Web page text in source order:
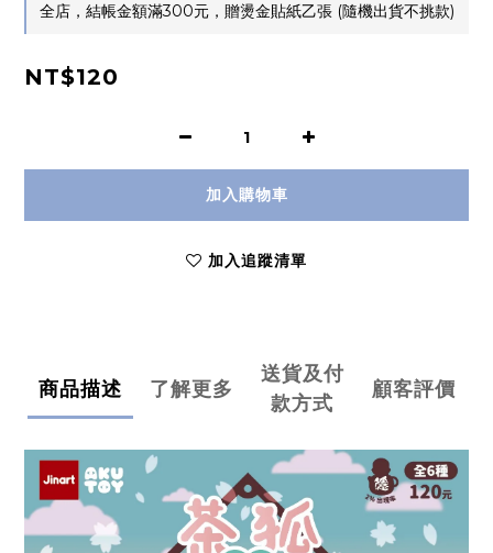
全店，結帳金額滿300元，贈燙金貼紙乙張 (隨機出貨不挑款)
NT$120
加入購物車
加入追蹤清單
商品描述 了解更多
送貨及付
款方式
顧客評價